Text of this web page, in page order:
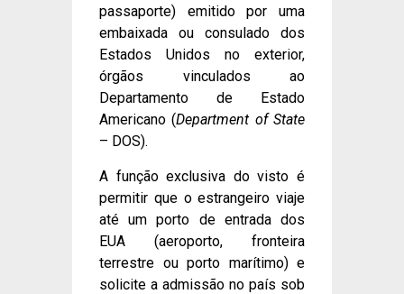
passaporte) emitido por uma
embaixada ou consulado dos
Estados Unidos no exterior,
órgãos vinculados ao
Departamento de Estado
Americano (Department of State
– DOS).
A função exclusiva do visto é
permitir que o estrangeiro viaje
até um porto de entrada dos
EUA (aeroporto, fronteira
terrestre ou porto marítimo) e
solicite a admissão no país sob